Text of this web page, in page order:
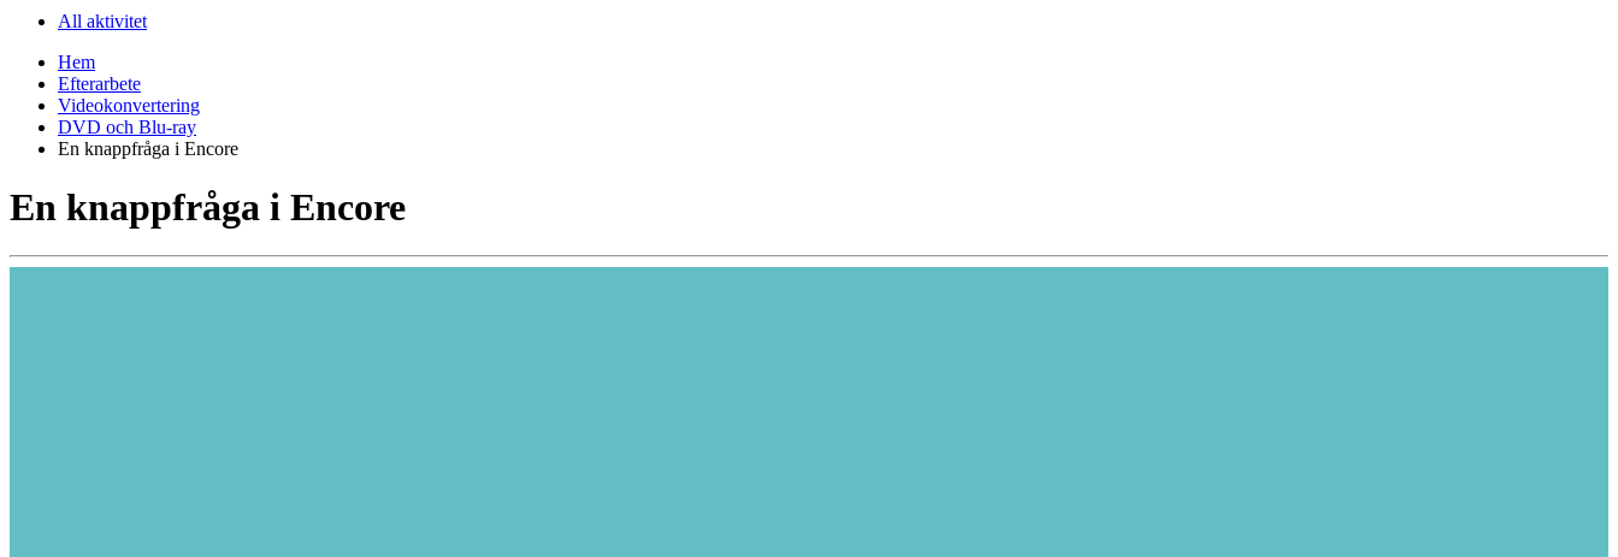
All aktivitet
Hem
Efterarbete
Videokonvertering
DVD och Blu-ray
En knappfråga i Encore
En knappfråga i Encore